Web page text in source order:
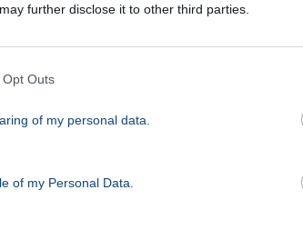
further disclose it to other third parties.
Outs
of my personal data.
of my Personal Data.